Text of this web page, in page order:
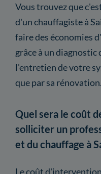
Vous trouvez que
d'un chauffagiste à
faire des économies
grâce à un
l'entretien de votre
que par sa rénovation.
Quel sera le coût
solliciter un
et du chauffage à
Le coût